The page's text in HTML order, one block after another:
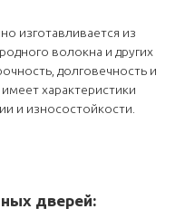
изготавливается из
волокна и других
долговечность и
характеристики
и износостойкости.
дверей: